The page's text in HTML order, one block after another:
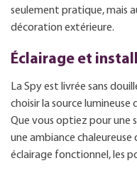
seulement pratique, mais
décoration extérieure.
Éclairage et
La Spy est livrée sans
choisir la source lumineuse
Que vous optiez pour une
une ambiance
éclairage fonctionnel, les